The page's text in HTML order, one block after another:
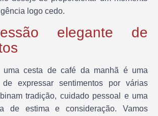
logo cedo.
elegante de
uma cesta de café da manhã é uma
expressar sentimentos por várias
tradição, cuidado pessoal e uma
de estima e consideração. Vamos